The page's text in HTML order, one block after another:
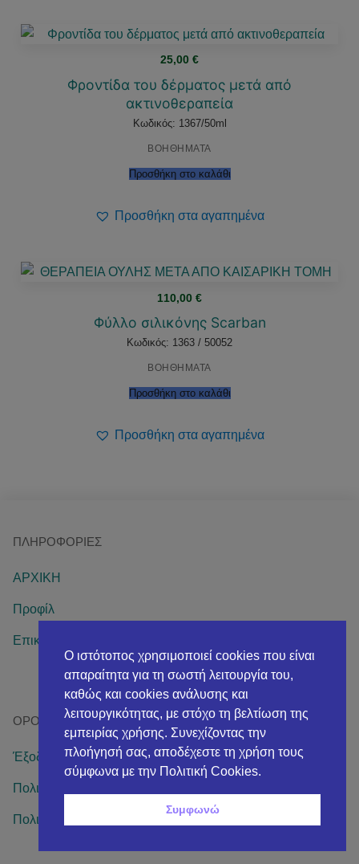
25,00 €
Φροντίδα του δέρματος μετά από
ακτινοθεραπεία
Κωδικός: 1367/50ml
ΒΟΗΘΗΜΑΤΑ
Προσθήκη στο καλάθι
Προσθήκη στα αγαπημένα
110,00 €
Φύλλο σιλικόνης Scarban
Κωδικός: 1363 / 50052
ΒΟΗΘΗΜΑΤΑ
Προσθήκη στο καλάθι
Προσθήκη στα αγαπημένα
ΠΛΗΡΟΦΟΡΊΕΣ
ΑΡΧΙΚΗ
Προφίλ
Επικοινωνία
ΌΡΟΙ ΧΡΉΣΗΣ
Έξοδα Μεταφορικών – Τρόποι αποστολής – Πληρωμών
Πολιτική επιστροφής χρημάτων και προϊόντων
Πολιτική απορρήτου
Ο ιστότοπος χρησιμοποιεί cookies που είναι
απαραίτητα για τη σωστή λειτουργία του,
καθώς και cookies ανάλυσης και
λειτουργικότητας, με στόχο τη βελτίωση της
εμπειρίας χρήσης. Συνεχίζοντας την
πλοήγησή σας, αποδέχεστε τη χρήση τους
σύμφωνα με την Πολιτική Cookies.
Συμφωνώ